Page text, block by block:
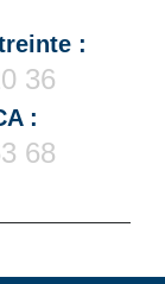
:
36
:
68